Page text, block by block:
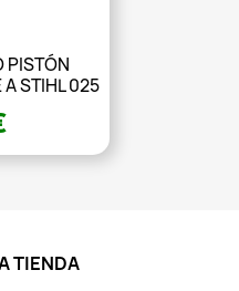
PISTÓN
STIHL 025
TIENDA